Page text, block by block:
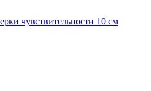
чувствительности 10 см